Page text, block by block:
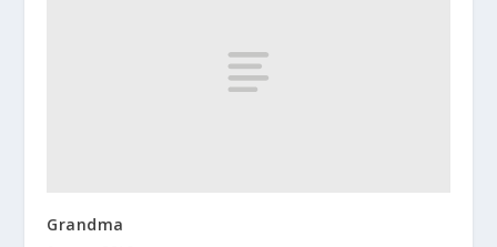
Grandma